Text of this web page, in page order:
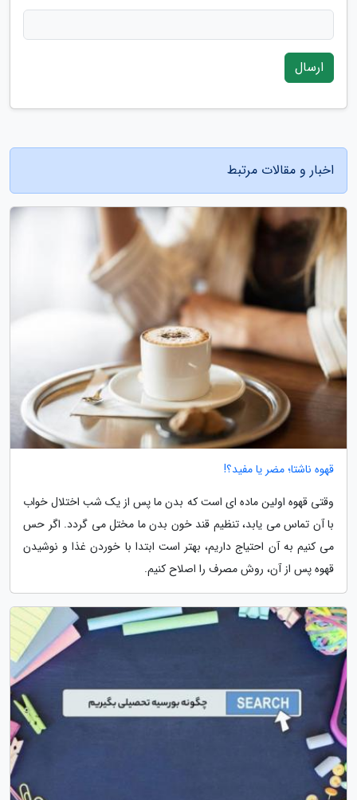
ارسال
اخبار و مقالات مرتبط
قهوه ناشتا؛ مضر یا مفید؟!
وقتی قهوه اولین ماده ای است که بدن ما پس از یک شب اختلال خواب
با آن تماس می یابد، تنظیم قند خون بدن ما مختل می گردد. اگر حس
می کنیم به آن احتیاج داریم، بهتر است ابتدا با خوردن غذا و نوشیدن
قهوه پس از آن، روش مصرف را اصلاح کنیم.